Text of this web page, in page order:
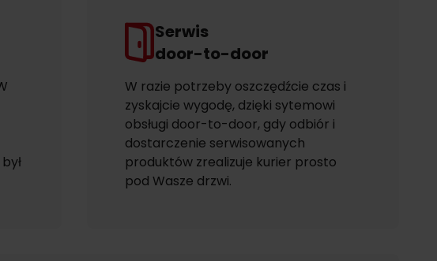
Serwis
door-to-door
W razie potrzeby oszczędźcie czas i
zyskajcie wygodę, dzięki sytemowi
obsługi door-to-door, gdy odbiór i
dostarczenie serwisowanych
produktów zrealizuje kurier prosto
pod Wasze drzwi.